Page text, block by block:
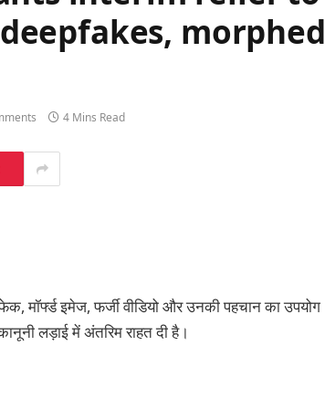
morphed
4 Mins Read
मॉर्फ्ड इमेज, फर्जी वीडियो और उनकी पहचान का उपयोग
लड़ाई में अंतरिम राहत दी है।